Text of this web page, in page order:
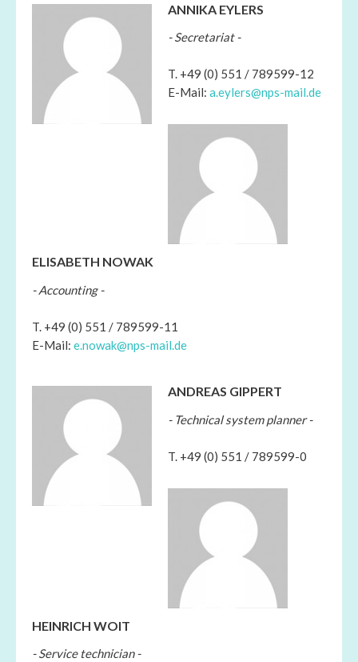
ANNIKA EYLERS
- Secretariat -
T. +49 (0) 551 / 789599-12
E-Mail: a.eylers@nps-mail.de
ELISABETH NOWAK
- Accounting -
T. +49 (0) 551 / 789599-11
E-Mail: e.nowak@nps-mail.de
ANDREAS GIPPERT
- Technical system planner -
T. +49 (0) 551 / 789599-0
HEINRICH WOIT
- Service technician -